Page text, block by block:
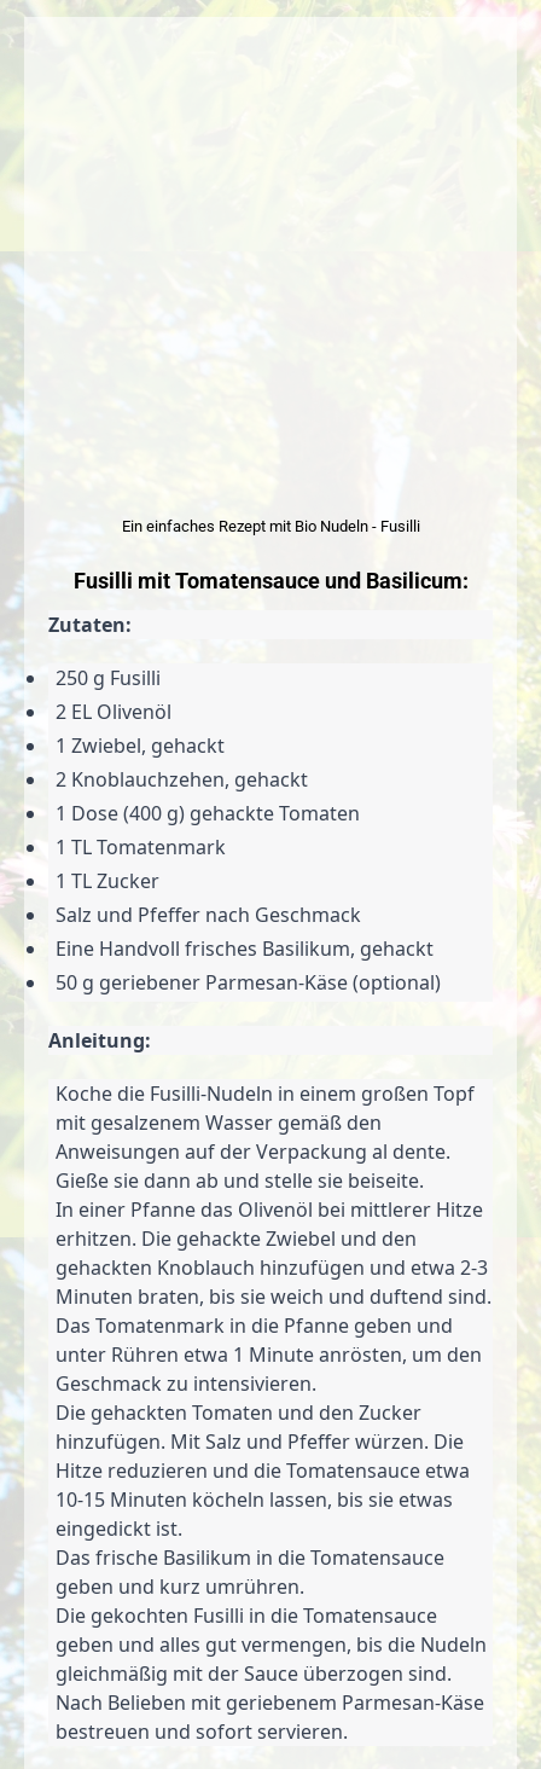
Ein einfaches Rezept mit Bio Nudeln - Fusilli
Fusilli mit Tomatensauce und Basilicum:
Zutaten:
250 g Fusilli
2 EL Olivenöl
1 Zwiebel, gehackt
2 Knoblauchzehen, gehackt
1 Dose (400 g) gehackte Tomaten
1 TL Tomatenmark
1 TL Zucker
Salz und Pfeffer nach Geschmack
Eine Handvoll frisches Basilikum, gehackt
50 g geriebener Parmesan-Käse (optional)
Anleitung:
Koche die Fusilli-Nudeln in einem großen Topf
mit gesalzenem Wasser gemäß den
Anweisungen auf der Verpackung al dente.
Gieße sie dann ab und stelle sie beiseite.
In einer Pfanne das Olivenöl bei mittlerer Hitze
erhitzen. Die gehackte Zwiebel und den
gehackten Knoblauch hinzufügen und etwa 2-3
Minuten braten, bis sie weich und duftend sind.
Das Tomatenmark in die Pfanne geben und
unter Rühren etwa 1 Minute anrösten, um den
Geschmack zu intensivieren.
Die gehackten Tomaten und den Zucker
hinzufügen. Mit Salz und Pfeffer würzen. Die
Hitze reduzieren und die Tomatensauce etwa
10-15 Minuten köcheln lassen, bis sie etwas
eingedickt ist.
Das frische Basilikum in die Tomatensauce
geben und kurz umrühren.
Die gekochten Fusilli in die Tomatensauce
geben und alles gut vermengen, bis die Nudeln
gleichmäßig mit der Sauce überzogen sind.
Nach Belieben mit geriebenem Parmesan-Käse
bestreuen und sofort servieren.